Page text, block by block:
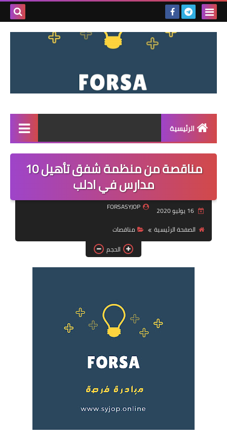
بحث
الرئيسية
القائمة
مناقصات
فرص عمل داخل سوريا
فرص عمل في العراق
فرص عمل في اليمن
دورات تدريبية
مناقصة من منظمة شفق تأهيل 10
مدارس في ادلب
16 يوليو 2020
FORSASYJOP
الصفحة الرئيسية
مناقصات
الحجم